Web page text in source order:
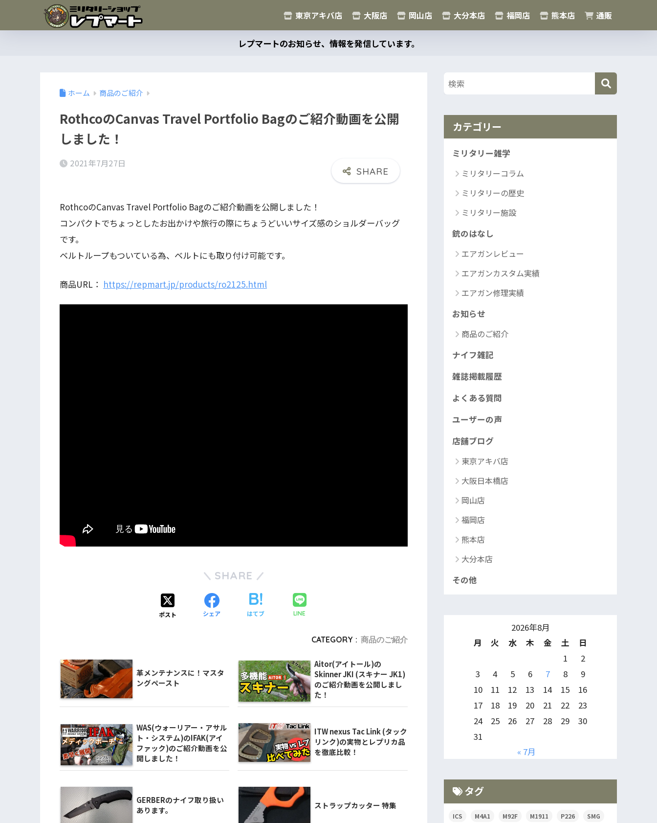
東京アキバ店 大阪店 岡山店 大分本店 福岡店 熊本店 通販
レプマートのお知らせ、情報を発信しています。
ホーム 商品のご紹介
RothcoのCanvas Travel Portfolio Bagのご紹介動画を公開
しました！
2021年7月27日
RothcoのCanvas Travel Portfolio Bagのご紹介動画を公開しました！
コンパクトでちょっとしたお出かけや旅行の際にちょうどいいサイズ感のショルダーバッグ
です。
ベルトループもついている為、ベルトにも取り付け可能です。
商品URL： https://repmart.jp/products/ro2125.html
SHARE
ポスト シェア はてブ LINE
CATEGORY : 商品のご紹介
革メンテナンスに！マスタ
ングペースト
Aitor(アイトール)の
Skinner JKI (スキナー JK1)
のご紹介動画を公開しまし
た！
WAS(ウォーリアー・アサル
ト・システム)のIFAK(アイ
ファック)のご紹介動画を公
開しました！
ITW nexus Tac Link (タック
リンク)の実物とレプリカ品
を徹底比較！
GERBERのナイフ取り扱い
あります。
ストラップカッター 特集
カテゴリー
ミリタリー雑学
ミリタリーコラム
ミリタリーの歴史
ミリタリー施設
銃のはなし
エアガンレビュー
エアガンカスタム実績
エアガン修理実績
お知らせ
商品のご紹介
ナイフ雑記
雑誌掲載履歴
よくある質問
ユーザーの声
店舗ブログ
東京アキバ店
大阪日本橋店
岡山店
福岡店
熊本店
大分本店
その他
2026年8月
月
火 水 木 金 土
日
1
2
3
4 5 6 7 8
9
10
11 12 13 14 15
16
17
18 19 20 21 22
23
24
25 26 27 28 29
30
31
« 7月
タグ
ICS M4A1 M92F M1911 P226 SMG